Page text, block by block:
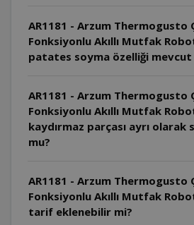
AR1181 - Arzum Thermogusto
Fonksiyonlu Akıllı Mutfak
patates soyma özelliği mevcut
AR1181 - Arzum Thermogusto
Fonksiyonlu Akıllı Mutfak
kaydırmaz parçası ayrı olarak
mu?
AR1181 - Arzum Thermogusto
Fonksiyonlu Akıllı Mutfak
tarif eklenebilir mi?